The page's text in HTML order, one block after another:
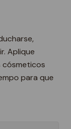
Aplique
cósmeticos
para que